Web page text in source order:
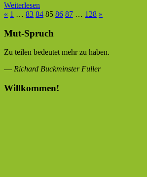
Weiterlesen
Seitennummerierung
der
Beiträge
« Vorherige
1 … 83 84 85 86 87 … 128 Nächste
»
Mut-Spruch
Zu teilen bedeutet mehr zu haben.
— Richard Buckminster Fuller
Willkommen!